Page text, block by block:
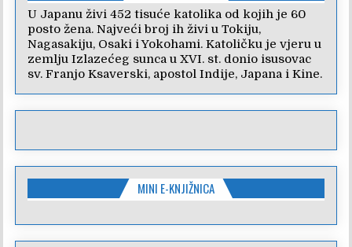
U Japanu živi 452 tisuće katolika od kojih je 60
posto žena. Najveći broj ih živi u Tokiju,
Nagasakiju, Osaki i Yokohami. Katoličku je vjeru u
zemlju Izlazećeg sunca u XVI. st. donio isusovac
sv. Franjo Ksaverski, apostol Indije, Japana i Kine.
MINI E-KNJIŽNICA